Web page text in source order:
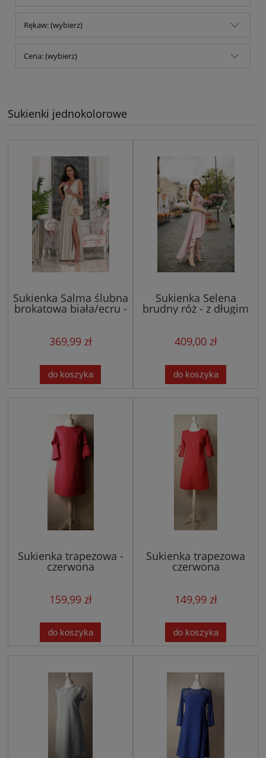
Rękaw: (wybierz)
Cena: (wybierz)
Sukienki jednokolorowe
Sukienka Salma ślubna
brokatowa biała/ecru -
369,99 zł
do koszyka
Sukienka Selena
brudny róż - z długim
409,00 zł
do koszyka
Sukienka trapezowa -
czerwona
159,99 zł
do koszyka
Sukienka trapezowa
czerwona
149,99 zł
do koszyka